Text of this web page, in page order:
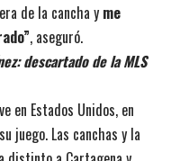
de la cancha y me
, aseguró.
descartado de la MLS
en Estados Unidos, en
juego. Las canchas y la